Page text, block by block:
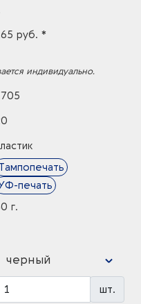
руб. *
индивидуально.
печать
г.
черный
шт.